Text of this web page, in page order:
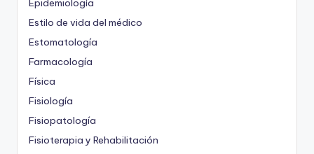
Epidemiología
Estilo de vida del médico
Estomatología
Farmacología
Física
Fisiología
Fisiopatología
Fisioterapia y Rehabilitación